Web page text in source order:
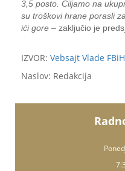
3,5 posto. Ciljamo na
su troškovi hrane porasli
ići gore – zaključio je
IZVOR: Vebsajt Vlade
Naslov: Redakcija